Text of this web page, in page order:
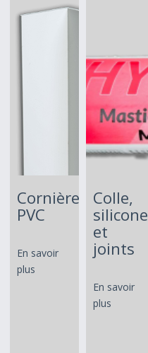
Cornières
PVC
En savoir
plus
Colle,
silicone
et
joints
En savoir
plus